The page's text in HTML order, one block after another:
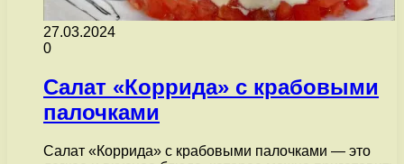
27.03.2024
0
Салат «Коррида» с крабовыми
палочками
Салат «Коррида» с крабовыми палочками — это